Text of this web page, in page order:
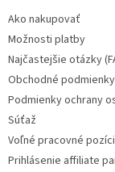
Ako nakupovať
Možnosti platby
Najčastejšie otázky
Obchodné podmienky
Podmienky ochrany
Súťaž
Voľné pracovné
Prihlásenie affiliate